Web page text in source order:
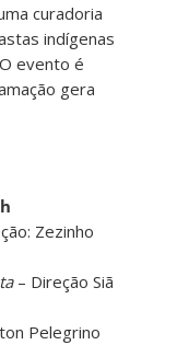
curadoria
indígenas
evento é
gera
Zezinho
– Direção Siã
Pelegrino